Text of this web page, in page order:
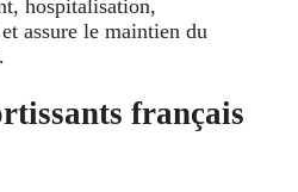
hospitalisation,
assure le maintien du
français